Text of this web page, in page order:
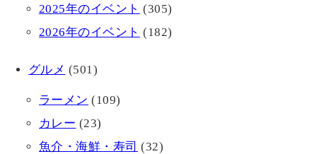
2025年のイベント (305)
2026年のイベント (182)
グルメ (501)
ラーメン (109)
カレー (23)
魚介・海鮮・寿司 (32)